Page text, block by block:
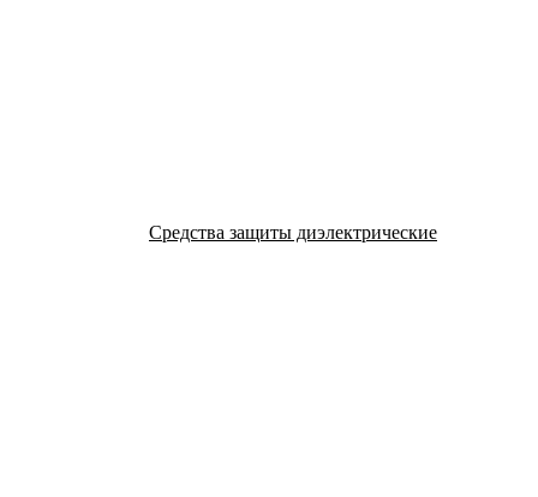
Средства защиты диэлектрические